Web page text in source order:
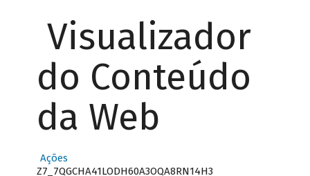
Visualizador
do Conteúdo
da Web
Ações
Z7_7QGCHA41LODH60A3OQA8RN14H3